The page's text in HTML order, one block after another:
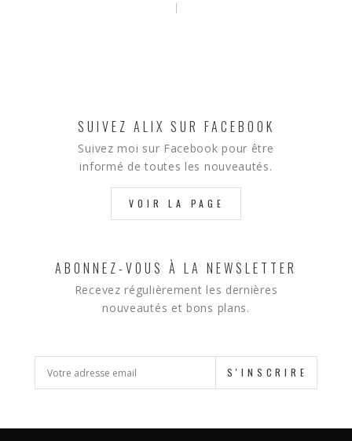
SUIVEZ ALIX SUR FACEBOOK
Suivez moi sur Facebook pour être
informé de toutes les nouveautés.
VOIR LA PAGE
ABONNEZ-VOUS À LA NEWSLETTER
Recevez régulièrement les dernières
nouveautés et bons plans.
S'INSCRIRE